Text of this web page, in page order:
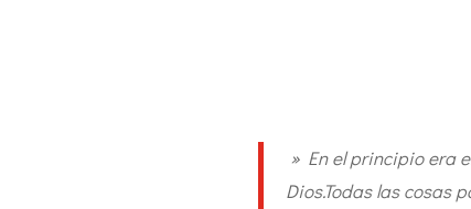
» En el principio era
Dios.Todas las cosas